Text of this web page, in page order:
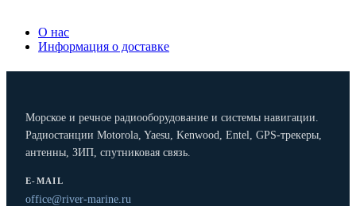
О нас
Информация о доставке
Морское и речное радиооборудование и системы навигации.
Радиостанции Motorola, Yaesu, Kenwood, Entel, GPS-трекеры,
антенны, ЗИП, спутниковая связь.
E-MAIL
office@river-marine.ru